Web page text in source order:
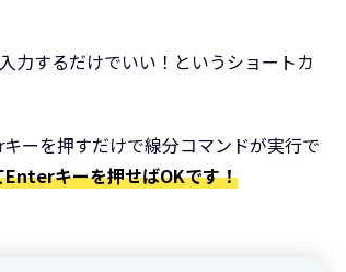
力するだけでいい！というショートカ
ーを押すだけで線分コマンドが実行で
Enterキーを押せばOKです！